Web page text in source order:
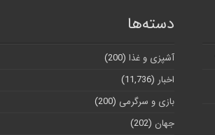
دسته‌ها
آشپزی و غذا (200)
اخبار (11,736)
بازی و سرگرمی (200)
جهان (202)